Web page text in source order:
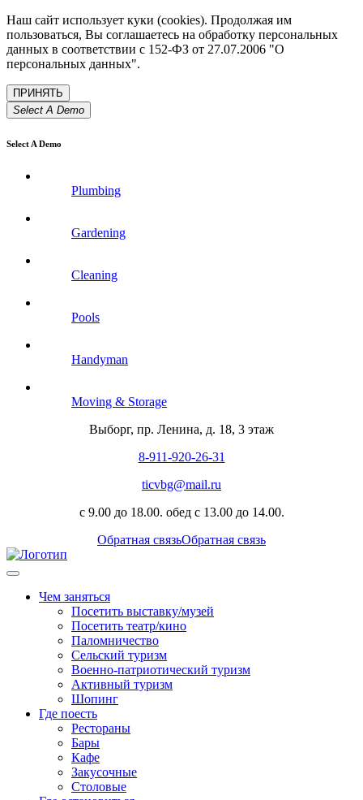
Наш сайт использует куки (cookies). Продолжая им
пользоваться, Вы соглашаетесь на обработку персональных
данных в соответствии с 152-ФЗ от 27.07.2006 "О
персональных данных".
Select A Demo
Select A Demo
Plumbing
Gardening
Cleaning
Pools
Handyman
Moving & Storage
Выборг, пр. Ленина, д. 18, 3 этаж
8-911-920-26-31
ticvbg@mail.ru
с 9.00 до 18.00. обед с 13.00 до 14.00.
Обратная связьОбратная связь
Чем заняться
Посетить выставку/музей
Посетить театр/кино
Паломничество
Сельский туризм
Военно-патриотический туризм
Активный туризм
Шопинг
Где поесть
Рестораны
Бары
Кафе
Закусочные
Столовые